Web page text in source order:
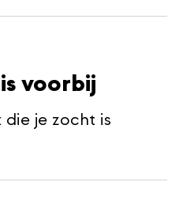
voorbij
je zocht is